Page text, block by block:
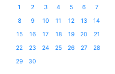
1 2 3 4 5 6
7
8
9 10 11 12 13
14
15
16 17 18 19 20
21
22
23 24 25 26 27
28
29
30